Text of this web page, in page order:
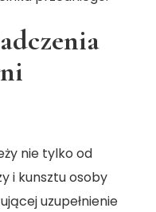
nie tylko od
i kunsztu osoby
uzupełnienie